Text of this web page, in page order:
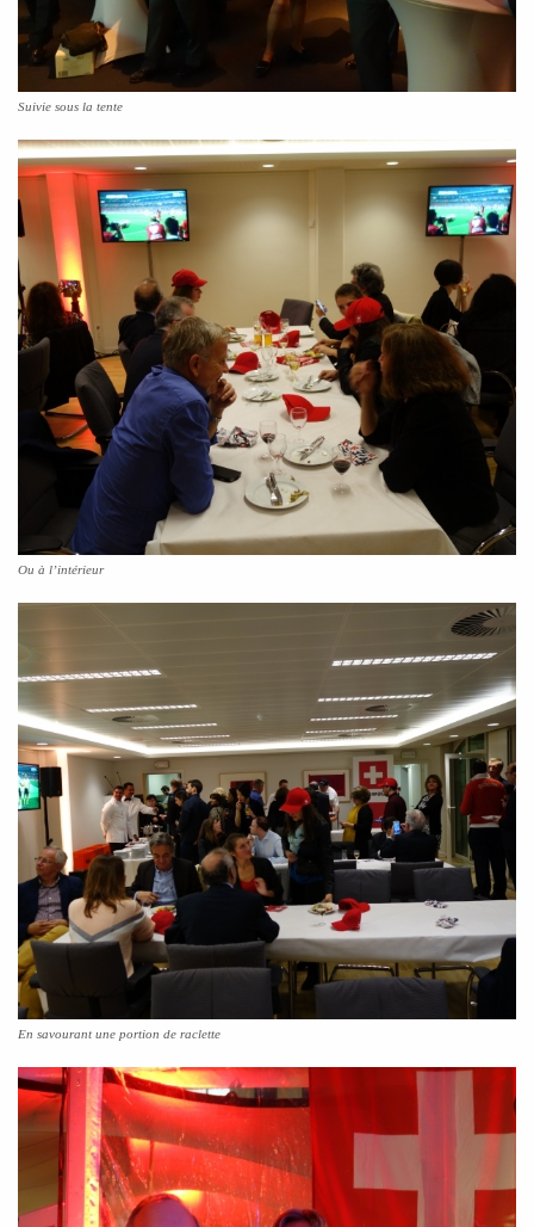
Suivie sous la tente
Ou à l’intérieur
En savourant une portion de raclette